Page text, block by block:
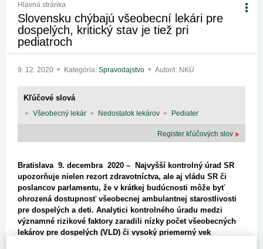
Hlavná stránka
Slovensku chýbajú všeobecní lekári pre
dospelých, kritický stav je tiež pri
pediatroch
9. 12. 2020 Kategória: Spravodajstvo Autor/i: NKÚ
Kľúčové slová
Všeobecný lekár Nedostatok lekárov Pediater
Register kľúčových slov
Bratislava 9. decembra 2020 – Najvyšší kontrolný úrad SR
upozorňuje nielen rezort zdravotníctva, ale aj vládu SR či
poslancov parlamentu, že v krátkej budúcnosti môže byť
ohrozená dostupnosť všeobecnej ambulantnej starostlivosti
pre dospelých a deti. Analytici kontrolného úradu medzi
významné rizikové faktory zaradili nízky počet všeobecných
lekárov pre dospelých (VLD) či vysoký priemerný vek